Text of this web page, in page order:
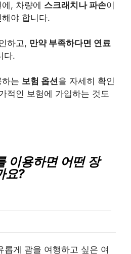
, 차량에 스크래치나 파손이
야 합니다.
하고, 만약 부족하다면 연료
다.
는 보험 옵션을 자세히 확인
적인 보험에 가입하는 것도
이용하면 어떤 장
요?
롭게 괌을 여행하고 싶은 여